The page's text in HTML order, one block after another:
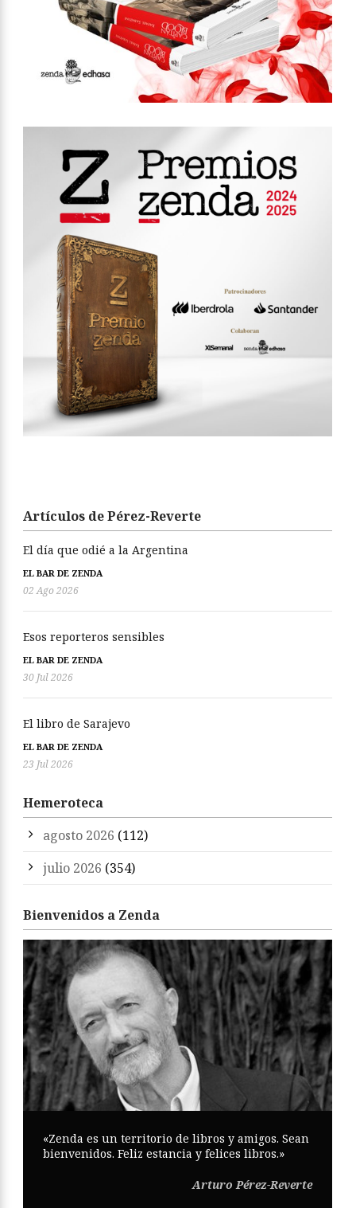
Artículos de Pérez-Reverte
El día que odié a la Argentina
EL BAR DE ZENDA
02 Ago 2026
Esos reporteros sensibles
EL BAR DE ZENDA
30 Jul 2026
El libro de Sarajevo
EL BAR DE ZENDA
23 Jul 2026
Hemeroteca
agosto 2026 (112)
julio 2026 (354)
Bienvenidos a Zenda
«Zenda es un territorio de libros y amigos. Sean
bienvenidos. Feliz estancia y felices libros.»
Arturo Pérez-Reverte